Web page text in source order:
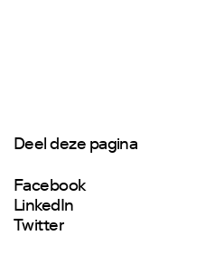
Deel deze pagina
Facebook
LinkedIn
Twitter